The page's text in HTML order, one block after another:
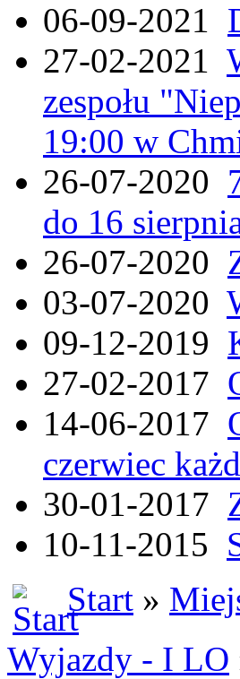
06-09-2021
27-02-2021
zespołu
19:00 w
26-07-2020
do 16
26-07-2020
03-07-2020
09-12-2019
27-02-2017
14-06-2017
czerwiec
30-01-2017
10-11-2015
Start »
Wyjazdy - I LO